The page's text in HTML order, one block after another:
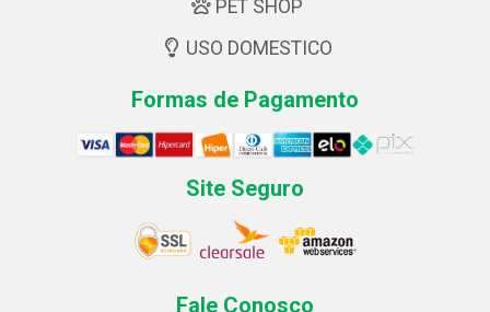
PET SHOP
USO DOMESTICO
Formas de Pagamento
Site Seguro
Fale Conosco